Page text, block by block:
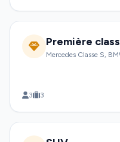
Première
Mercedes Classe S,
3 3